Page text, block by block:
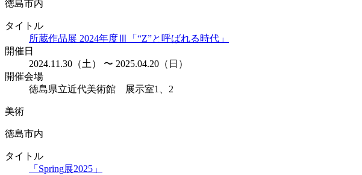
徳島市内
タイトル
所蔵作品展 2024年度Ⅲ「“Z”と呼ばれる時代」
開催日
2024.11.30（土） 〜 2025.04.20（日）
開催会場
徳島県立近代美術館 展示室1、2
美術
徳島市内
タイトル
「Spring展2025」